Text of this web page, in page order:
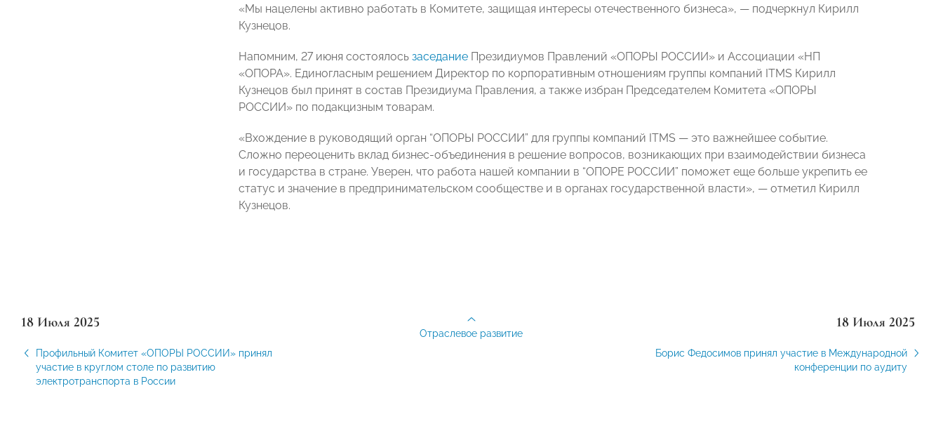
«Мы нацелены активно работать в Комитете, защищая интересы отечественного бизнеса», — подчеркнул Кирилл
Кузнецов.
Напомним, 27 июня состоялось заседание Президиумов Правлений «ОПОРЫ РОССИИ» и Ассоциации «НП
«ОПОРА». Единогласным решением Директор по корпоративным отношениям группы компаний ITMS Кирилл
Кузнецов был принят в состав Президиума Правления, а также избран Председателем Комитета «ОПОРЫ
РОССИИ» по подакцизным товарам.
«Вхождение в руководящий орган “ОПОРЫ РОССИИ” для группы компаний ITMS — это важнейшее событие.
Сложно переоценить вклад бизнес-объединения в решение вопросов, возникающих при взаимодействии бизнеса
и государства в стране. Уверен, что работа нашей компании в “ОПОРЕ РОССИИ” поможет еще больше укрепить ее
статус и значение в предпринимательском сообществе и в органах государственной власти», — отметил Кирилл
Кузнецов.
18 Июля 2025
Профильный Комитет «ОПОРЫ РОССИИ» принял
участие в круглом столе по развитию
электротранспорта в России
18 Июля 2025
Борис Федосимов принял участие в Международной
конференции по аудиту
Отраслевое развитие